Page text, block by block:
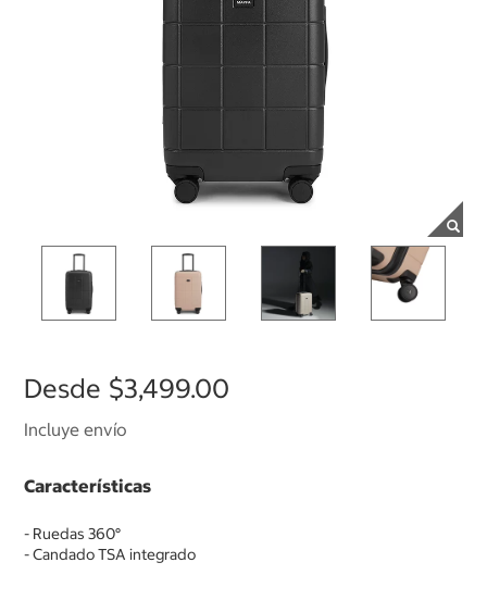
Desde $3,499.00
Incluye envío
Características
- Ruedas 360°
- Candado TSA integrado